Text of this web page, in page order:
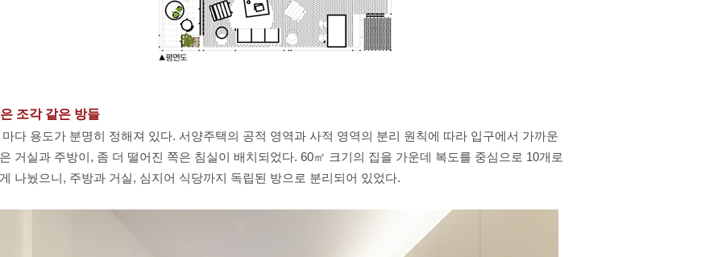
조각 같은 방들
마다 용도가 분명히 정해져 있다. 서양주택의 공적 영역과 사적 영역의 분리 원칙에 따라 입구에서 가까운
거실과 주방이, 좀 더 떨어진 쪽은 침실이 배치되었다. 60㎡ 크기의 집을 가운데 복도를 중심으로 10개로
나눴으니, 주방과 거실, 심지어 식당까지 독립된 방으로 분리되어 있었다.